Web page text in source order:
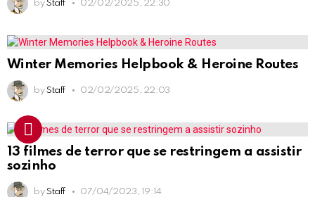
by Staff 02/02/2025, 22:30
Winter Memories Helpbook & Heroine Routes
by Staff 02/02/2025, 22:03
13 filmes de terror que se restringem a assistir
sozinho
by Staff 07/04/2023, 19:14